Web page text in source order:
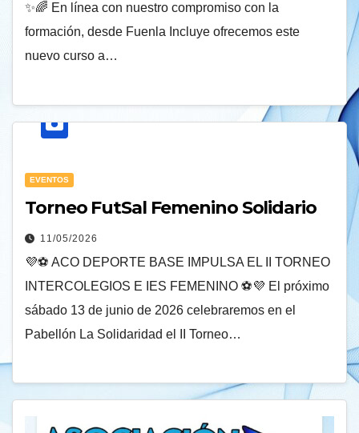
✨🌈 En línea con nuestro compromiso con la
formación, desde Fuenla Incluye ofrecemos este
nuevo curso a…
EVENTOS
Torneo FutSal Femenino Solidario
11/05/2026
💜⚽ ACO DEPORTE BASE IMPULSA EL II TORNEO
INTERCOLEGIOS E IES FEMENINO ⚽💜 El próximo
sábado 13 de junio de 2026 celebraremos en el
Pabellón La Solidaridad el II Torneo…